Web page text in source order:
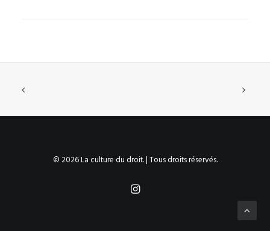
© 2026 La culture du droit. | Tous droits réservés.